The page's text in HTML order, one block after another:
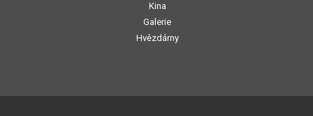
Kina
Galerie
Hvězdárny